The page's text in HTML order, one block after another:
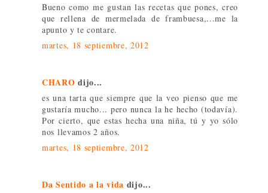
Bueno como me gustan las recetas que pones, creo
que rellena de mermelada de frambuesa,...me la
apunto y te contare.
martes, 18 septiembre, 2012
CHARO dijo...
es una tarta que siempre que la veo pienso que me
gustaría mucho... pero nunca la he hecho (todavía).
Por cierto, que estas hecha una niña, tú y yo sólo
nos llevamos 2 años.
martes, 18 septiembre, 2012
Da Sentido a la vida dijo...